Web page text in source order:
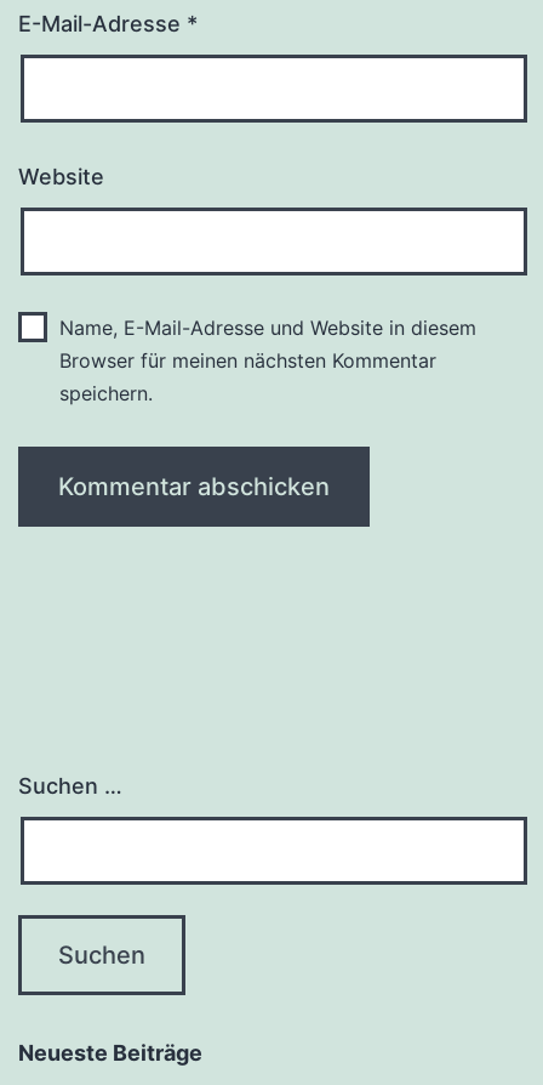
E-Mail-Adresse *
Website
Name, E-Mail-Adresse und Website in diesem
Browser für meinen nächsten Kommentar
speichern.
Suchen …
Neueste Beiträge